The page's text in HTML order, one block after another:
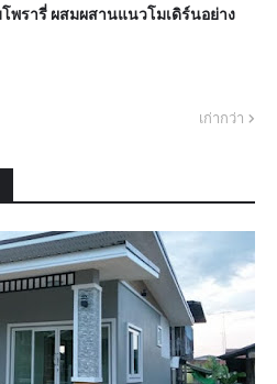
พรารี่ ผสมผสานแนวโมเดิร์นอย่าง
เก่ากว่า